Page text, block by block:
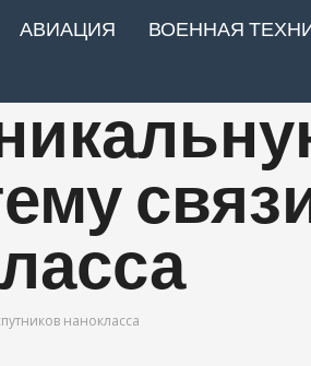
АВИАЦИЯ
ВОЕННАЯ
нанокласса